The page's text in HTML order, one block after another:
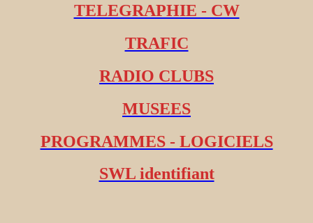
TELEGRAPHIE - CW
TRAFIC
RADIO CLUBS
MUSEES
PROGRAMMES - LOGICIELS
SWL identifiant